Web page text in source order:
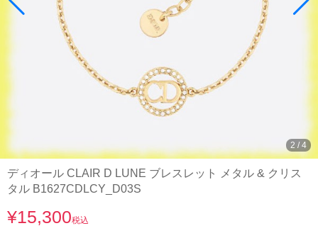
3 /4
ディオール CLAIR D LUNE ブレスレット メタル & クリス
タル B1627CDLCY_D03S
¥15,300税込